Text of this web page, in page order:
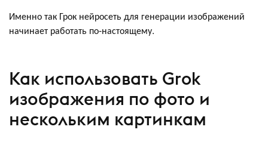
Именно так Грок нейросеть для генерации изображений
начинает работать по-настоящему.
Как использовать Grok
изображения по фото и
нескольким картинкам